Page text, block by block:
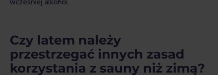
Czy latem należy
przestrzegać innych zasad
korzystania z sauny niż zimą?